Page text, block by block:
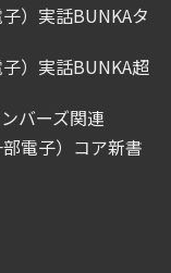
子）実話BUNKAタ
子）実話BUNKA超
バーズ関連
部電子）コア新書